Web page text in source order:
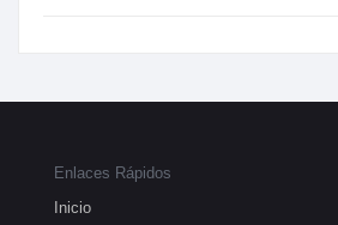
Enlaces Rápidos
Inicio